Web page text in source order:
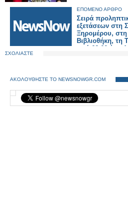
ΕΠΟΜΕΝΟ ΑΡΘΡΟ
Σειρά
εξετάσεων στη
Ξηρομέρου, στη
Βιβλιοθήκη, τη
από 09:00 έως
ΣΧΟΛΙΑΣΤΕ
ΑΚΟΛΟΥΘΗΣΤΕ ΤΟ NEWSNOWGR.COM